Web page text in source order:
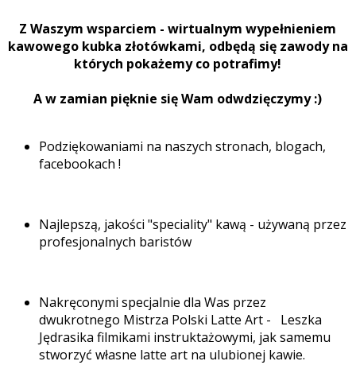
Z Waszym wsparciem - wirtualnym wypełnieniem
kawowego kubka złotówkami, odbędą się zawody na
których pokażemy co potrafimy!
A w zamian pięknie się Wam odwdzięczymy :)
Podziękowaniami na naszych stronach, blogach,
facebookach !
Najlepszą, jakości "speciality" kawą - używaną przez
profesjonalnych baristów
Nakręconymi specjalnie dla Was przez
dwukrotnego Mistrza Polski Latte Art - Leszka
Jędrasika filmikami instruktażowymi, jak samemu
stworzyć własne latte art na ulubionej kawie.